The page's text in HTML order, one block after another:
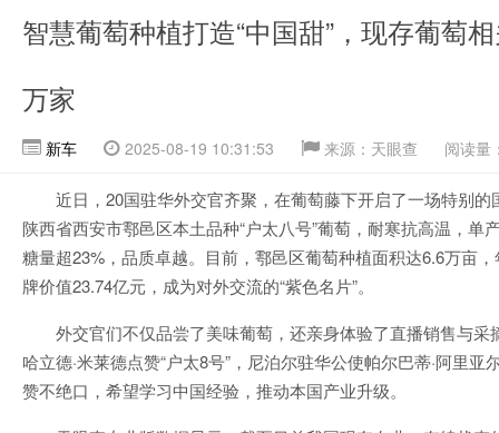
低轨08组卫星发射告捷，现存卫星相关企业超64.4万家
智慧葡萄种植打造“中国甜”，现存葡萄
万家
新车 2025-08-19 10:31:53 来源：天眼查 阅读
近日，20国驻华外交官齐聚，在葡萄藤下开启了一场特别的
陕西省西安市鄠邑区本土品种“户太八号”葡萄，耐寒抗高温，单
糖量超23%，品质卓越。目前，鄠邑区葡萄种植面积达6.6万亩
牌价值23.74亿元，成为对外交流的“紫色名片”。
外交官们不仅品尝了美味葡萄，还亲身体验了直播销售与采
哈立德·米莱德点赞“户太8号”，尼泊尔驻华公使帕尔巴蒂·阿里亚
赞不绝口，希望学习中国经验，推动本国产业升级。